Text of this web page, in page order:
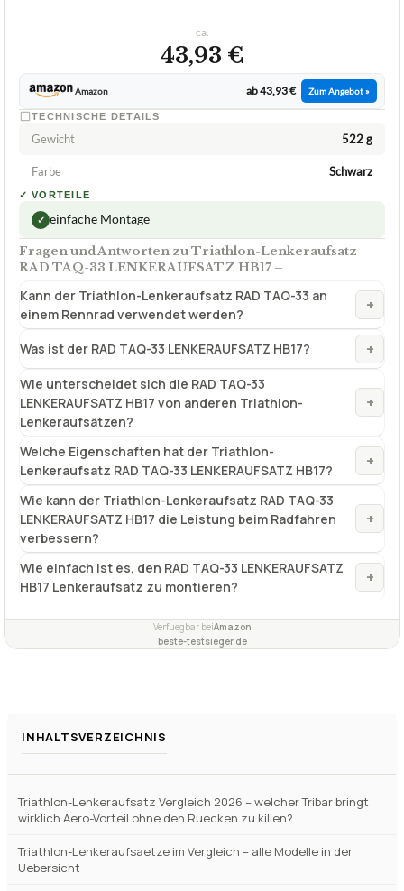
ca.
43,93 €
Amazon ab 43,93 € Zum Angebot »
TECHNISCHE DETAILS
Gewicht 522 g
Farbe Schwarz
✓ VORTEILE
✓ einfache Montage
Fragen und Antworten zu Triathlon-Lenkeraufsatz
RAD TAQ-33 LENKERAUFSATZ HB17 –
Kann der Triathlon-Lenkeraufsatz RAD TAQ-33 an
einem Rennrad verwendet werden?
+
Was ist der RAD TAQ-33 LENKERAUFSATZ HB17? +
Wie unterscheidet sich die RAD TAQ-33
LENKERAUFSATZ HB17 von anderen Triathlon-
Lenkeraufsätzen?
+
Welche Eigenschaften hat der Triathlon-
Lenkeraufsatz RAD TAQ-33 LENKERAUFSATZ HB17?
+
Wie kann der Triathlon-Lenkeraufsatz RAD TAQ-33
LENKERAUFSATZ HB17 die Leistung beim Radfahren
verbessern?
+
Wie einfach ist es, den RAD TAQ-33 LENKERAUFSATZ
HB17 Lenkeraufsatz zu montieren?
+
Verfuegbar beiAmazon
beste-testsieger.de
INHALTSVERZEICHNIS
Triathlon-Lenkeraufsatz Vergleich 2026 – welcher Tribar bringt
wirklich Aero-Vorteil ohne den Ruecken zu killen?
Triathlon-Lenkeraufsaetze im Vergleich – alle Modelle in der
Uebersicht